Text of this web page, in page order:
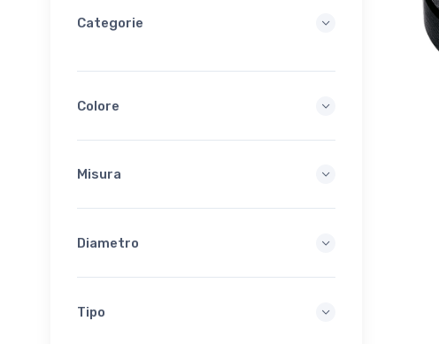
Categorie
Colore
Misura
Diametro
Tipo